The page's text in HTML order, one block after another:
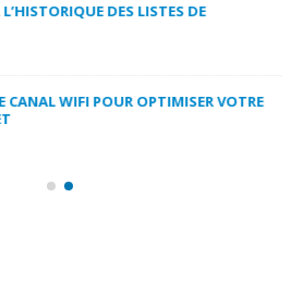
DES LISTES DE
CANAL WIFI POUR OPTIMISER VOTRE